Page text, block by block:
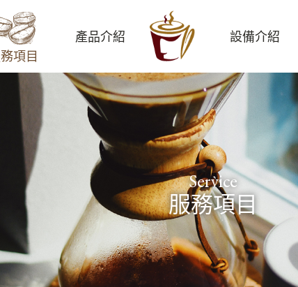
項目
產品介紹 設備介紹
Service
服務項目